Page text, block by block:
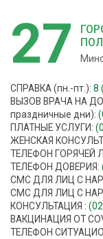
27
СПРАВКА (пн.-пт.): 8
ВЫЗОВ ВРАЧА НА
праздничные дни):
ПЛАТНЫЕ УСЛУГИ:
ЖЕНСКАЯ
ТЕЛЕФОН ГОРЯЧЕЙ
ТЕЛЕФОН ДОВЕРИЯ:
СМС ДЛЯ ЛИЦ С
СМС ДЛЯ ЛИЦ С
КОНСУЛЬТАЦИЯ :
ВАКЦИНАЦИЯ ОТ
ТЕЛЕФОН